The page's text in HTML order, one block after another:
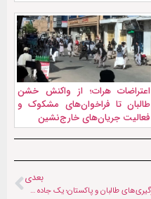
اعتراضات هرات؛ از واکنش خشن
طالبان تا فراخوان‌های مشکوک و
فعالیت جریان‌های خارج‌نشین
بعدی
درگیری‌های طالبان و پاکستان؛ یک جاده حیاتی در نورستان بازگشایی شد